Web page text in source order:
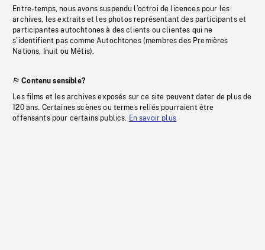
Entre-temps, nous avons suspendu l’octroi de licences pour les
archives, les extraits et les photos représentant des participants et
participantes autochtones à des clients ou clientes qui ne
s’identifient pas comme Autochtones (membres des Premières
Nations, Inuit ou Métis).
Contenu sensible?
Les films et les archives exposés sur ce site peuvent dater de plus de
120 ans. Certaines scènes ou termes reliés pourraient être
offensants pour certains publics. En savoir plus